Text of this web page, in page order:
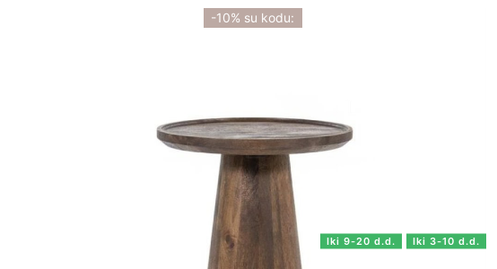
-10% su kodu:
Iki 9-20 d.d. Iki 3-10 d.d.